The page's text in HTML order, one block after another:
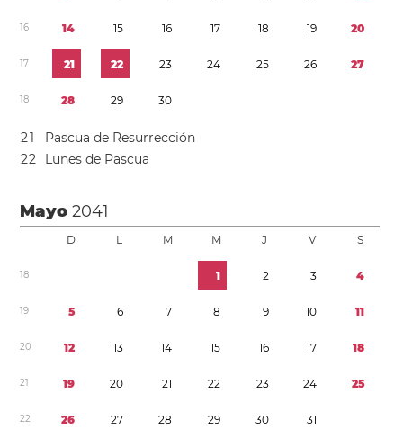
16 14 15 16 17 18 19 20
17 21 22 23 24 25 26 27
18 28 29 30
21
Pascua de Resurrección
22 Lunes de Pascua
Mayo2041
D L M M J V S
18 1 2 3 4
19 5 6 7 8 9 10 11
20 12 13 14 15 16 17 18
21 19 20 21 22 23 24 25
22 26 27 28 29 30 31